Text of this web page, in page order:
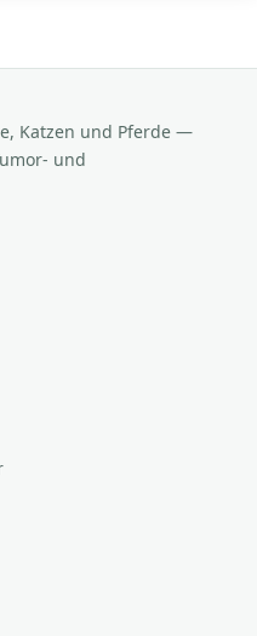
Katzen und Pferde —
und